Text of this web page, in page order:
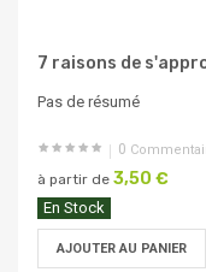
7 raisons de
Pas de résumé
0
à partir de 3,50 €
En Stock
AJOUTER AU PANIER